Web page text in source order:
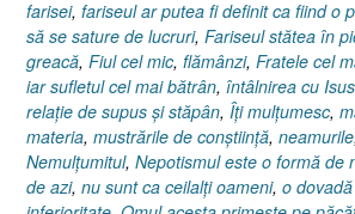
farisei, fariseul ar putea fi definit ca fiind o
să se sature de lucruri, Fariseul stătea în
greacă, Fiul cel mic, flămânzi, Fratele cel
iar sufletul cel mai bătrân, întâlnirea cu Isus
relaţie de supus şi stăpân, Îţi mulţumesc,
materia, mustrările de conştiinţă, neamurile
Nemulţumitul, Nepotismul este o formă de
de azi, nu sunt ca ceilalţi oameni, o